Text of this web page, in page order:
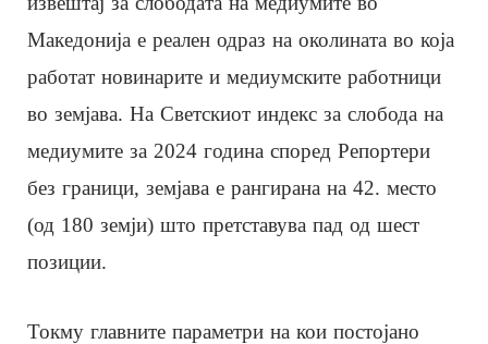
Македонија е реален одраз на околината во која
работат новинарите и медиумските работници
во земјава. На Светскиот индекс за слобода на
медиумите за 2024 година според Репортери
без граници, земјава е рангирана на 42. место
(од 180 земји) што претставува пад од шест
позиции.
Токму главните параметри на кои постојано